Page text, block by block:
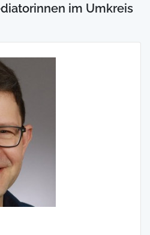
im Umkreis